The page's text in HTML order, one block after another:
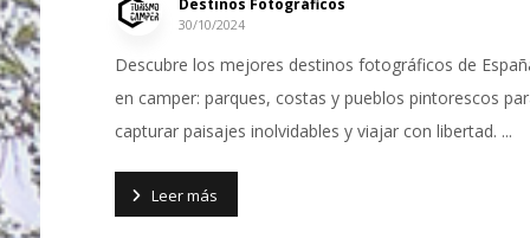
Destinos Fotográficos
30/10/2024
Descubre los mejores destinos fotográficos de
en camper: parques, costas y pueblos pintorescos
capturar paisajes inolvidables y viajar con libertad. ...
Leer más